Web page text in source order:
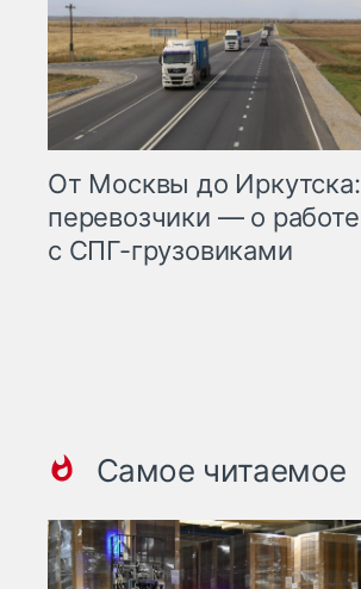
От Москвы до Иркутска:
перевозчики — о работе
с СПГ-грузовиками
Самое читаемое